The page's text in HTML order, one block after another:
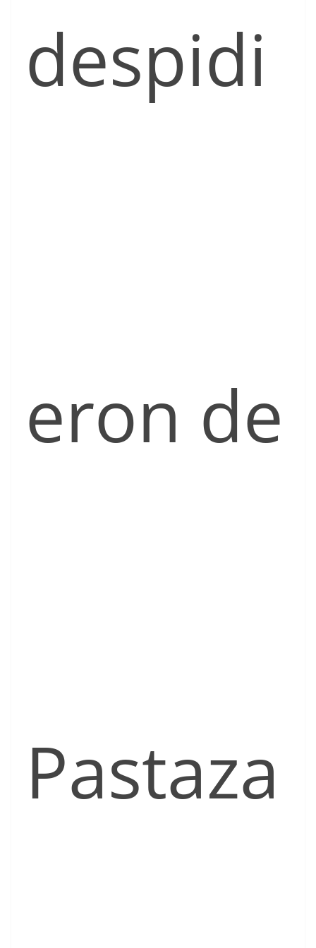
despidi
eron de
Pastaza